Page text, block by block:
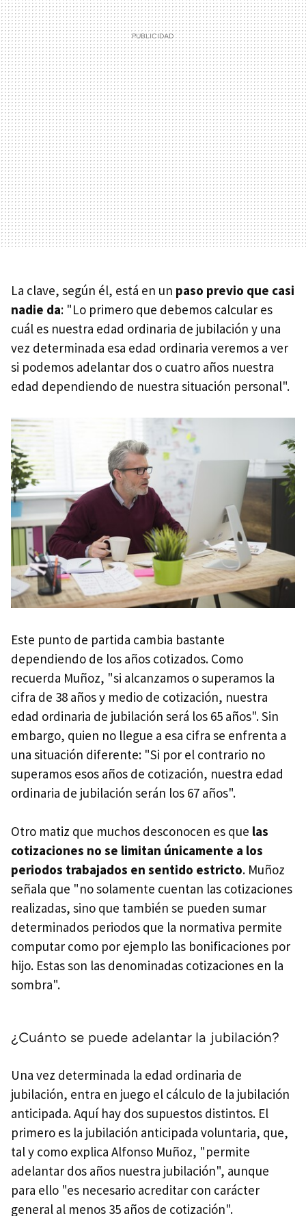
La clave, según él, está en un paso previo que casi
nadie da: "Lo primero que debemos calcular es
cuál es nuestra edad ordinaria de jubilación y una
vez determinada esa edad ordinaria veremos a ver
si podemos adelantar dos o cuatro años nuestra
edad dependiendo de nuestra situación personal".
Este punto de partida cambia bastante
dependiendo de los años cotizados. Como
recuerda Muñoz, "si alcanzamos o superamos la
cifra de 38 años y medio de cotización, nuestra
edad ordinaria de jubilación será los 65 años". Sin
embargo, quien no llegue a esa cifra se enfrenta a
una situación diferente: "Si por el contrario no
superamos esos años de cotización, nuestra edad
ordinaria de jubilación serán los 67 años".
Otro matiz que muchos desconocen es que las
cotizaciones no se limitan únicamente a los
periodos trabajados en sentido estricto. Muñoz
señala que "no solamente cuentan las cotizaciones
realizadas, sino que también se pueden sumar
determinados periodos que la normativa permite
computar como por ejemplo las bonificaciones por
hijo. Estas son las denominadas cotizaciones en la
sombra".
¿Cuánto se puede adelantar la jubilación?
Una vez determinada la edad ordinaria de
jubilación, entra en juego el cálculo de la jubilación
anticipada. Aquí hay dos supuestos distintos. El
primero es la jubilación anticipada voluntaria, que,
tal y como explica Alfonso Muñoz, "permite
adelantar dos años nuestra jubilación", aunque
para ello "es necesario acreditar con carácter
general al menos 35 años de cotización".